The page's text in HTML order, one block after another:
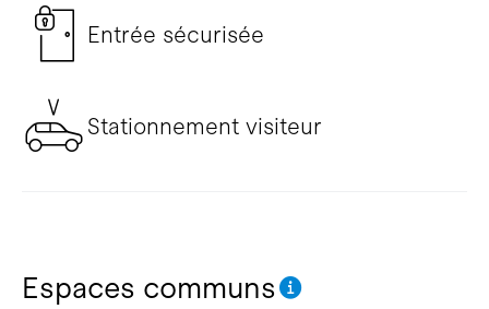
Entrée sécurisée
Stationnement visiteur
Espaces communs